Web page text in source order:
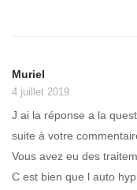
Muriel
4 juillet 2019
J ai la réponse a la
suite à votre
Vous avez eu des
C est bien que l auto